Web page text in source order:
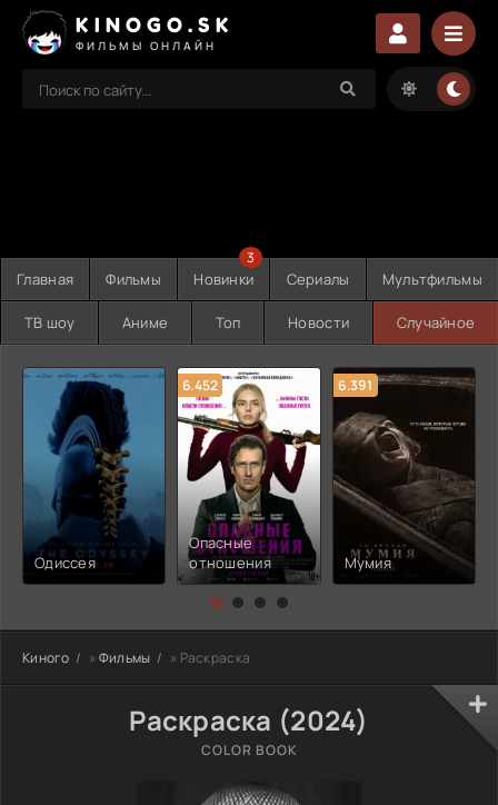
KINOGO.SK
ФИЛЬМЫ ОНЛАЙН
Главная Фильмы Новинки
3
Сериалы Мультфильмы
ТВ шоу Аниме Топ Новости Случайное
Одиссея
6.452
Опасные
отношения
6.391
Мумия
Киного » Фильмы » Раскраска
Раскраска (2024)
COLOR BOOK